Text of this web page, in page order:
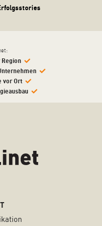
vor Ort